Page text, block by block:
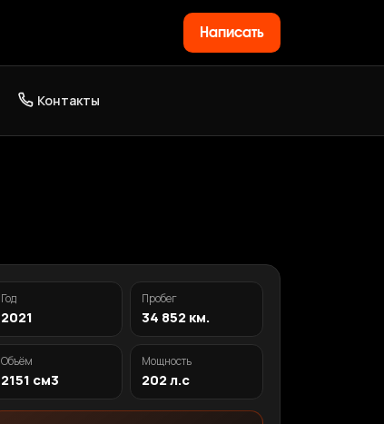
Написать
Контакты
Год
2021
Пробег
34 852 км.
Объём
2151 см3
Мощность
202 л.с